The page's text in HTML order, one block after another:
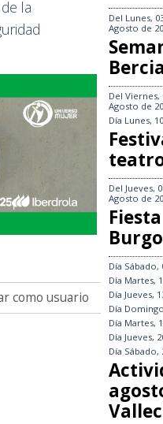
la
como usuario
Del Lunes,
Agosto de
Del Viernes,
Agosto de
Día Lunes,
Del Jueves,
Agosto de
Día Sábado,
Día Martes,
Día Jueves,
Día
Día Martes,
Día Jueves,
Día Sábado,